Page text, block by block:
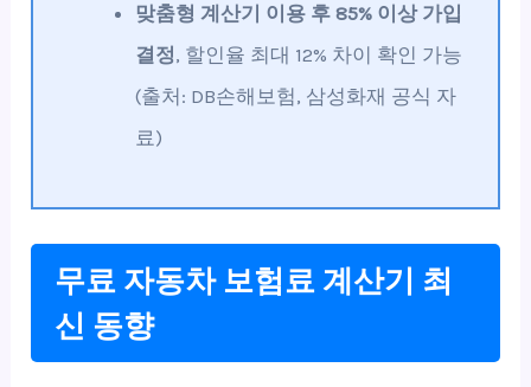
맞춤형 계산기 이용 후 85% 이상 가입
결정, 할인율 최대 12% 차이 확인 가능
(출처: DB손해보험, 삼성화재 공식 자
료)
무료 자동차 보험료 계산기 최
신 동향